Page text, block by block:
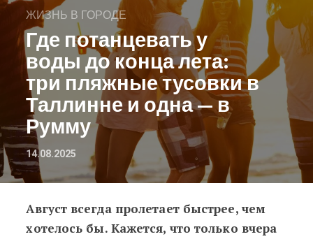
ЖИЗНЬ В ГОРОДЕ
Где потанцевать у
воды до конца лета:
три пляжные тусовки в
Таллинне и одна — в
Румму
14.08.2025
Где потанцевать у воды до конца
Август всегда пролетает быстрее, чем
хотелось бы. Кажется, что только вчера